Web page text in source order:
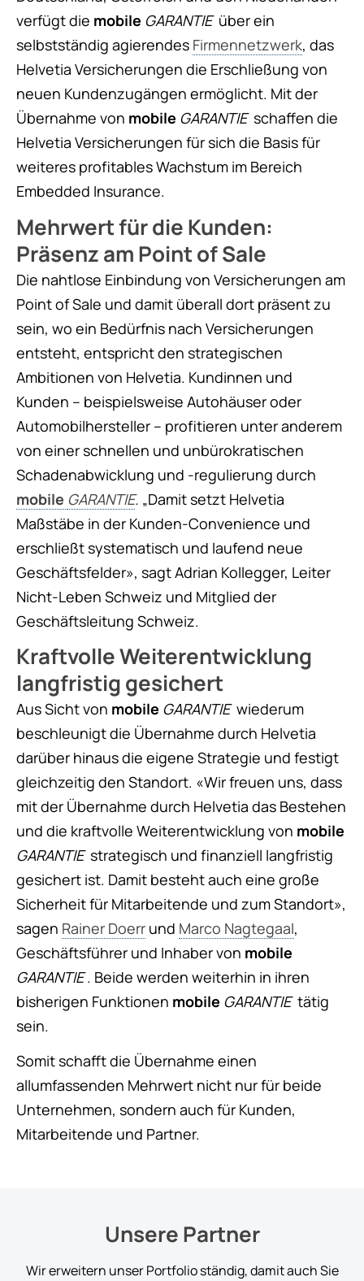
verfügt die mobile GARANTIE über ein
selbstständig agierendes Firmennetzwerk, das
Helvetia Versicherungen die Erschließung von
neuen Kundenzugängen ermöglicht. Mit der
Übernahme von mobile GARANTIE schaffen die
Helvetia Versicherungen für sich die Basis für
weiteres profitables Wachstum im Bereich
Embedded Insurance.
Mehrwert für die Kunden:
Präsenz am Point of Sale
Die nahtlose Einbindung von Versicherungen am
Point of Sale und damit überall dort präsent zu
sein, wo ein Bedürfnis nach Versicherungen
entsteht, entspricht den strategischen
Ambitionen von Helvetia. Kundinnen und
Kunden – beispielsweise Autohäuser oder
Automobilhersteller – profitieren unter anderem
von einer schnellen und unbürokratischen
Schadenabwicklung und -regulierung durch
mobile GARANTIE. „Damit setzt Helvetia
Maßstäbe in der Kunden-Convenience und
erschließt systematisch und laufend neue
Geschäftsfelder», sagt Adrian Kollegger, Leiter
Nicht-Leben Schweiz und Mitglied der
Geschäftsleitung Schweiz.
Kraftvolle Weiterentwicklung
langfristig gesichert
Aus Sicht von mobile GARANTIE wiederum
beschleunigt die Übernahme durch Helvetia
darüber hinaus die eigene Strategie und festigt
gleichzeitig den Standort. «Wir freuen uns, dass
mit der Übernahme durch Helvetia das Bestehen
und die kraftvolle Weiterentwicklung von mobile
GARANTIE strategisch und finanziell langfristig
gesichert ist. Damit besteht auch eine große
Sicherheit für Mitarbeitende und zum Standort»,
sagen Rainer Doerr und Marco Nagtegaal,
Geschäftsführer und Inhaber von mobile
GARANTIE. Beide werden weiterhin in ihren
bisherigen Funktionen mobile GARANTIE tätig
sein.
Somit schafft die Übernahme einen
allumfassenden Mehrwert nicht nur für beide
Unternehmen, sondern auch für Kunden,
Mitarbeitende und Partner.
Unsere Partner
Wir erweitern unser Portfolio ständig, damit auch Sie